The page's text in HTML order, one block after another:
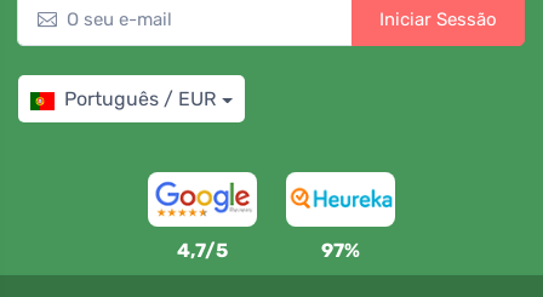
Iniciar Sessão
Português / EUR
4,7/5 97%